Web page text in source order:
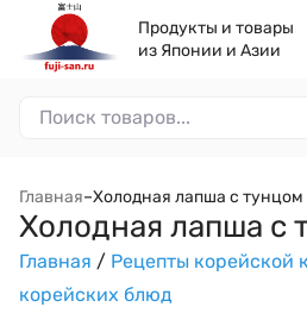
Продукты и товары
из Японии и Азии
Главная–Холодная лапша с тунцом
Холодная лапша с
Главная / Рецепты корейской
корейских блюд